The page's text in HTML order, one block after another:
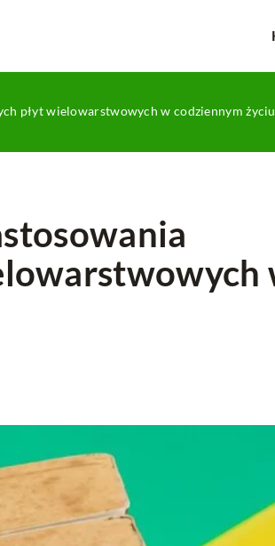
płyt wielowarstwowych w codziennym
–
17 listopada 2024
Jak stworzyć prywatną oazę
ogrodzie dzięki nowoczesnym
spa